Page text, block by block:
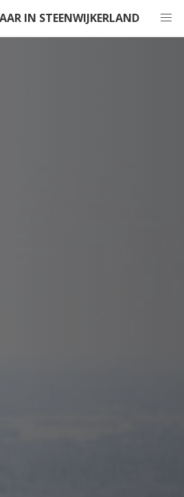
IN STEENWIJKERLAND